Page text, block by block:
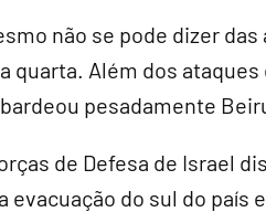
não se pode dizer
quarta. Além dos
pesadamente
de Defesa de Israel
evacuação do sul do